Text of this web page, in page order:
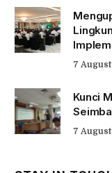
7
Kunci
7 August